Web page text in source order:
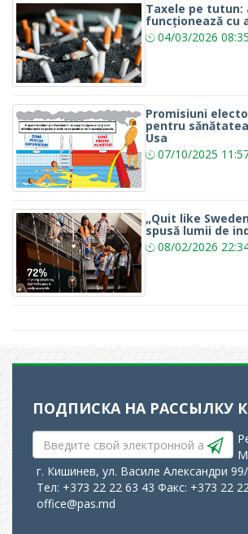
Taxele pe tutun:
funcționează cu
04/03/2026 08:35
Promisiuni
pentru
Usa
07/10/2025
„Quit like
spusă lumii de
08/02/2026
ПОДПИСКА НА РАССЫЛКУ
г. Кишинев, ул. Василе Александри
Тел: +373 22 22 63 43 Факс: +373 22
office@pas.md